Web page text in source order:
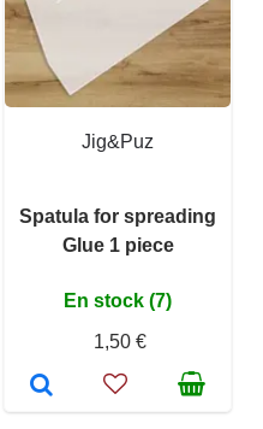
Jig&Puz
Spatula for spreading
Glue 1 piece
En stock (7)
1,50 €